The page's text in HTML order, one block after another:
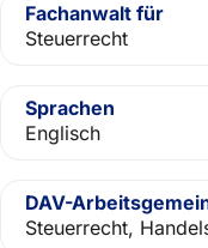
Fachanwalt für
Steuerrecht
Sprachen
Englisch
DAV-
Steuerrecht,